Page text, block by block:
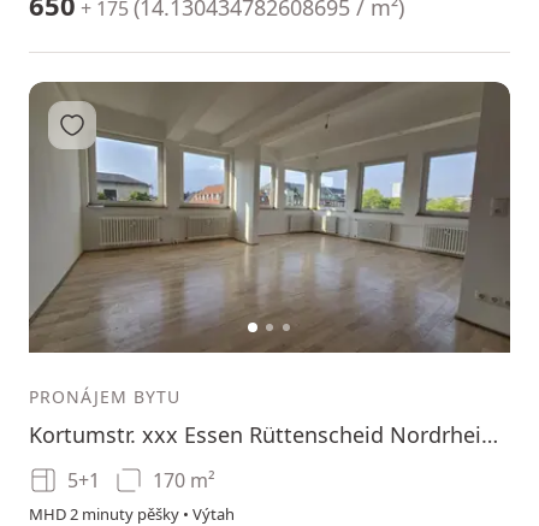
+ 175(14.130434782608695 / m²)
12 3
Přidat do oblíbených
PRONÁJEM BYTU
Kortumstr. xxx Essen Rüttenscheid Nordrhein-Westfalen 45130
5+1 170 m²
MHD 2 minuty pěšky • Výtah